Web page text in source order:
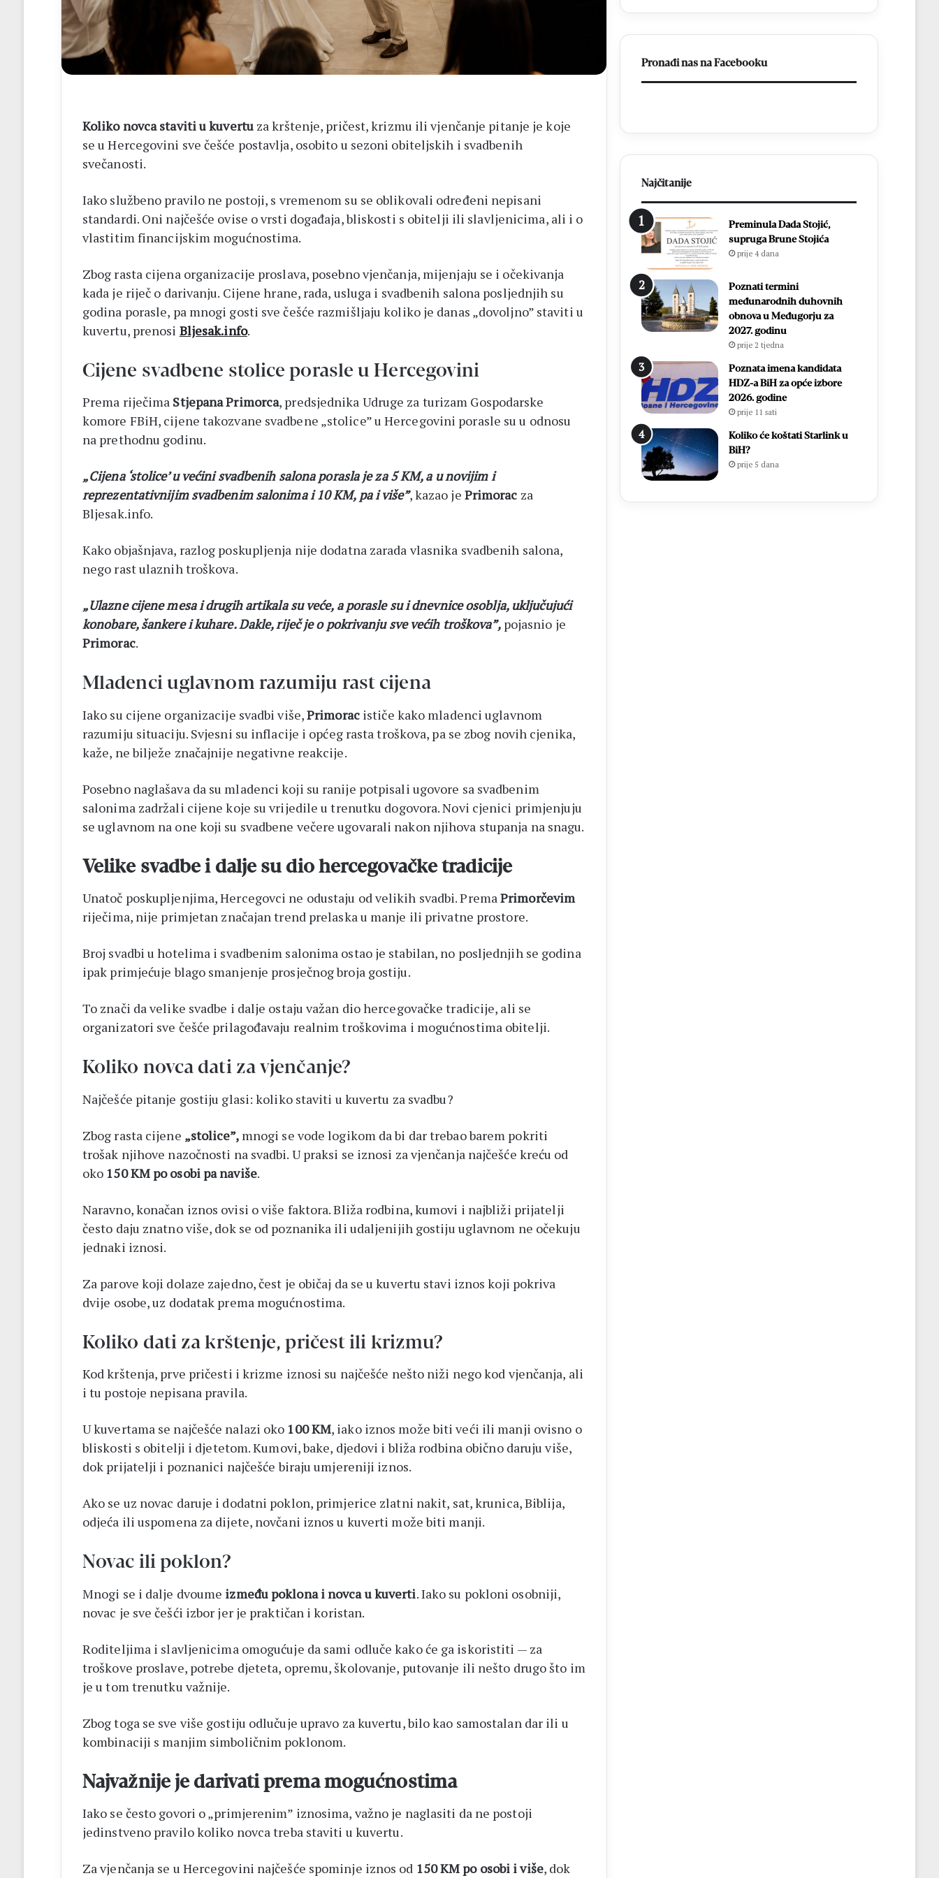
Koliko novca staviti u kuvertuza krštenje, pričest, krizmu ili vjenčanje pitanje je koje
se u Hercegovini sve češće postavlja, osobito u sezoni obiteljskih i svadbenih
svečanosti.
Iako službeno pravilo ne postoji, s vremenom su se oblikovali određeni nepisani
standardi. Oni najčešće ovise o vrsti događaja, bliskosti s obitelji ili slavljenicima, ali i o
vlastitim financijskim mogućnostima.
Zbog rasta cijena organizacije proslava, posebno vjenčanja, mijenjaju se i očekivanja
kada je riječ o darivanju. Cijene hrane, rada, usluga i svadbenih salona posljednjih su
godina porasle, pa mnogi gosti sve češće razmišljaju koliko je danas „dovoljno” staviti u
kuvertu, prenosi Bljesak.info.
Cijene svadbene stolice porasle u Hercegovini
Prema riječima Stjepana Primorca, predsjednika Udruge za turizam Gospodarske
komore FBiH, cijene takozvane svadbene „stolice” u Hercegovini porasle su u odnosu
na prethodnu godinu.
„Cijena ‘stolice’ u većini svadbenih salona porasla je za 5 KM, a u novijim i
reprezentativnijim svadbenim salonima i 10 KM, pa i više”, kazao je Primorac za
Bljesak.info.
Kako objašnjava, razlog poskupljenja nije dodatna zarada vlasnika svadbenih salona,
nego rast ulaznih troškova.
„Ulazne cijene mesa i drugih artikala su veće, a porasle su i dnevnice osoblja, uključujući
konobare, šankere i kuhare. Dakle, riječ je o pokrivanju sve većih troškova”,pojasnio je
Primorac.
Mladenci uglavnom razumiju rast cijena
Iako su cijene organizacije svadbi više,Primoracističe kako mladenci uglavnom
razumiju situaciju. Svjesni su inflacije i općeg rasta troškova, pa se zbog novih cjenika,
kaže, ne bilježe značajnije negativne reakcije.
Posebno naglašava da su mladenci koji su ranije potpisali ugovore sa svadbenim
salonima zadržali cijene koje su vrijedile u trenutku dogovora. Novi cjenici primjenjuju
se uglavnom na one koji su svadbene večere ugovarali nakon njihova stupanja na snagu.
Velike svadbe i dalje su dio hercegovačke tradicije
Unatoč poskupljenjima, Hercegovci ne odustaju od velikih svadbi. PremaPrimorčevim
riječima, nije primjetan značajan trend prelaska u manje ili privatne prostore.
Broj svadbi u hotelima i svadbenim salonima ostao je stabilan, no posljednjih se godina
ipak primjećuje blago smanjenje prosječnog broja gostiju.
To znači da velike svadbe i dalje ostaju važan dio hercegovačke tradicije, ali se
organizatori sve češće prilagođavaju realnim troškovima i mogućnostima obitelji.
Koliko novca dati za vjenčanje?
Najčešće pitanje gostiju glasi: koliko staviti u kuvertu za svadbu?
Zbog rasta cijene „stolice”,mnogi se vode logikom da bi dar trebao barem pokriti
trošak njihove nazočnosti na svadbi. U praksi se iznosi za vjenčanja najčešće kreću od
oko 150 KM po osobi pa naviše.
Naravno, konačan iznos ovisi o više faktora. Bliža rodbina, kumovi i najbliži prijatelji
često daju znatno više, dok se od poznanika ili udaljenijih gostiju uglavnom ne očekuju
jednaki iznosi.
Za parove koji dolaze zajedno, čest je običaj da se u kuvertu stavi iznos koji pokriva
dvije osobe, uz dodatak prema mogućnostima.
Koliko dati za krštenje, pričest ili krizmu?
Kod krštenja, prve pričesti i krizme iznosi su najčešće nešto niži nego kod vjenčanja, ali
i tu postoje nepisana pravila.
U kuvertama se najčešće nalazi oko 100 KM, iako iznos može biti veći ili manji ovisno o
bliskosti s obitelji i djetetom. Kumovi, bake, djedovi i bliža rodbina obično daruju više,
dok prijatelji i poznanici najčešće biraju umjereniji iznos.
Ako se uz novac daruje i dodatni poklon, primjerice zlatni nakit, sat, krunica, Biblija,
odjeća ili uspomena za dijete, novčani iznos u kuverti može biti manji.
Novac ili poklon?
Mnogi se i dalje dvoume između poklona i novca u kuverti. Iako su pokloni osobniji,
novac je sve češći izbor jer je praktičan i koristan.
Roditeljima i slavljenicima omogućuje da sami odluče kako će ga iskoristiti — za
troškove proslave, potrebe djeteta, opremu, školovanje, putovanje ili nešto drugo što im
je u tom trenutku važnije.
Zbog toga se sve više gostiju odlučuje upravo za kuvertu, bilo kao samostalan dar ili u
kombinaciji s manjim simboličnim poklonom.
Najvažnije je darivati prema mogućnostima
Iako se često govori o „primjerenim” iznosima, važno je naglasiti da ne postoji
jedinstveno pravilo koliko novca treba staviti u kuvertu.
Za vjenčanja se u Hercegovini najčešće spominje iznos od 150 KM po osobi i više, dok
14
biskupa
Pronađi nas na Facebooku
Najčitanije
Preminula Dada Stojić,
supruga Brune Stojića
prije 4 dana
Poznati termini
međunarodnih duhovnih
obnova u Međugorju za
2027. godinu
prije 2 tjedna
Poznata imena kandidata
HDZ-a BiH za opće izbore
2026. godine
prije 11 sati
Koliko će koštati Starlink u
BiH?
prije 5 dana